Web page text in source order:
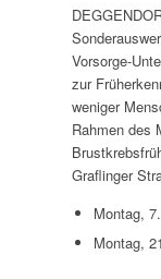
Vorsorge-
zur
weniger
Rahmen des
Graflinger
Montag,
Montag,